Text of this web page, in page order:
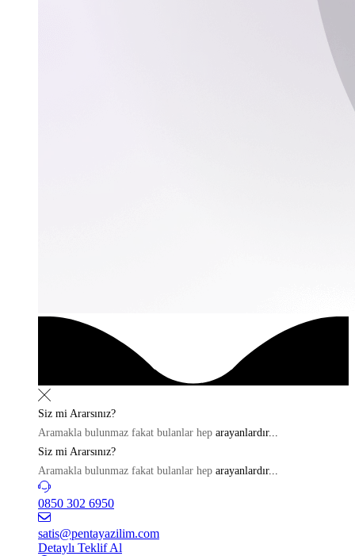
Siz mi Ararsınız?
Aramakla bulunmaz fakat bulanlar hep arayanlardır...
Siz mi Ararsınız?
Aramakla bulunmaz fakat bulanlar hep arayanlardır...
0850 302 6950
satis@pentayazilim.com
Detaylı Teklif Al